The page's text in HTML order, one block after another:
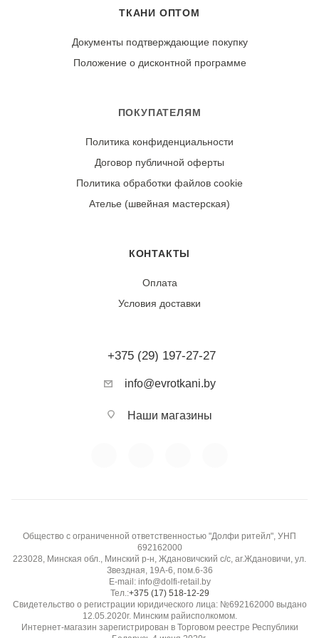
наизнанку для сохранения уникальности винтажного
рисунка. Сушите в тени, в расправленном виде.
Ткань может дать усадку 3-5% после первой стирки.
При правильном уходе демонстрирует отличную
стойкость цвета и четкость винтажного принта.
ТКАНИ ОПТОМ
Документы подтверждающие покупку
Положение о дисконтной программе
ПОКУПАТЕЛЯМ
Политика конфиденциальности
Договор публичной оферты
Политика обработки файлов cookie
Ателье (швейная мастерская)
КОНТАКТЫ
Оплата
Условия доставки
+375 (29) 197-27-27
info@evrotkani.by
Наши магазины
Общество с ограниченной ответственностью "Долфи ритейл", УНП
692162000
223028, Минская обл., Минский р-н, Ждановичский с/с, аг.Ждановичи, ул.
Звездная, 19А-6, пом.6-36
E-mail: info@dolfi-retail.by
Тел.:+375 (17) 518-12-29
Свидетельство о регистрации юридического лица: №692162000 выдано
12.05.2020г. Минским райисполкомом.
Интернет-магазин зарегистрирован в Торговом реестре Республики